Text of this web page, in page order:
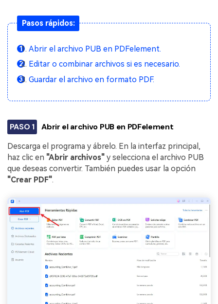
Pasos rápidos:
Abrir el archivo PUB en PDFelement.
Editar o combinar archivos si es necesario.
Guardar el archivo en formato PDF.
PASO 1 Abrir el archivo PUB en PDFelement
Descarga el programa y ábrelo. En la interfaz principal,
haz clic en "Abrir archivos" y selecciona el archivo PUB
que deseas convertir. También puedes usar la opción
"Crear PDF".